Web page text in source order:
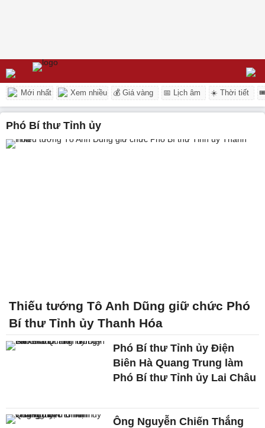
Mới nhất Xem nhiều 💰 Giá vàng 📅 Lịch âm ☀️ Thời tiết
Phó Bí thư Tỉnh ủy
Thiếu tướng Tô Anh Dũng giữ chức Phó
Bí thư Tỉnh ủy Thanh Hóa
Phó Bí thư Tỉnh ủy Điện
Biên Hà Quang Trung làm
Phó Bí thư Tỉnh ủy Lai Châu
Ông Nguyễn Chiến Thắng